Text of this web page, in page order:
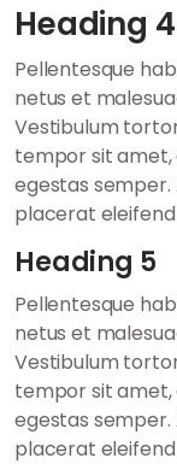
Heading 4
Pellentesque
netus et
Vestibulum
tempor sit amet,
egestas semper.
placerat eleifend
Heading 5
Pellentesque
netus et
Vestibulum
tempor sit amet,
egestas semper.
placerat eleifend